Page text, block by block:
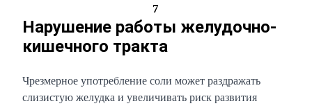
7
Нарушение работы желудочно-
кишечного тракта
Чрезмерное употребление соли может раздражать
слизистую желудка и увеличивать риск развития